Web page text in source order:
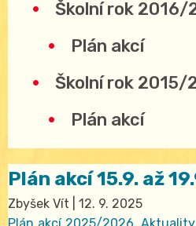
Školní rok 2016/
Plán akcí
Školní rok 2015/
Plán akcí
Plán akcí 15.9. až
Zbyšek Vít 12. 9. 2025 |